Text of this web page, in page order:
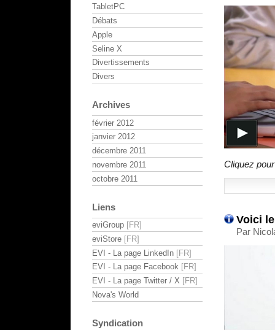
Cliquez
Voici
Par
TabletPC
Débats
Apple
Seline X
Divertissements
Divers
Archives
février 2012
janvier 2012
décembre 2011
novembre 2011
octobre 2011
Liens
eviGroup
eviStore
EVI - La page LinkedIn
EVI - La page Facebook
EVI - La page Twitter / X
Nova's World
Syndication